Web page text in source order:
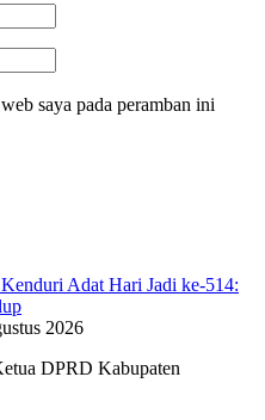
saya pada peramban ini
Adat Hari Jadi ke-514:
2026
DPRD Kabupaten